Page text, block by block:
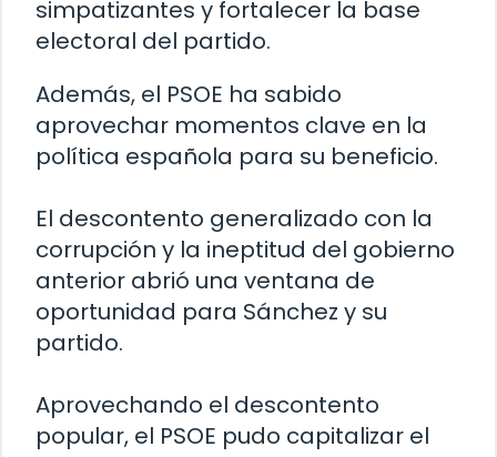
simpatizantes y fortalecer la base
electoral del partido.
Además, el PSOE ha sabido
aprovechar momentos clave en la
política española para su beneficio.
El descontento generalizado con la
corrupción y la ineptitud del gobierno
anterior abrió una ventana de
oportunidad para Sánchez y su
partido.
Aprovechando el descontento
popular, el PSOE pudo capitalizar el